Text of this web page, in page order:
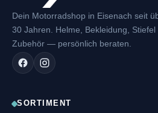
Dein Motorradshop in Eisenach seit
30 Jahren. Helme, Bekleidung, Stiefel
Zubehör — persönlich beraten.
SORTIMENT